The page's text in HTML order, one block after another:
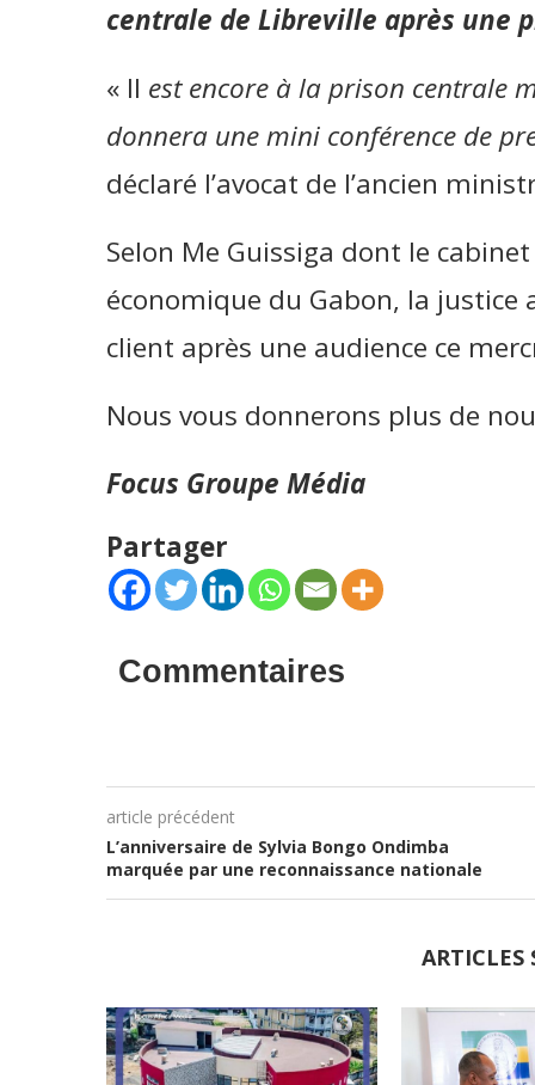
centrale de Libreville après une
« Il est encore à la prison centrale
donnera une mini conférence de
déclaré l’avocat de l’ancien
Selon Me Guissiga dont le
économique du Gabon, la
client après une audience ce
Nous vous donnerons plus de
Focus Groupe Média
Partager
Commentaires
article précédent
L’anniversaire de Sylvia Bongo Ondimba
marquée par une reconnaissance nationale
ARTICLES